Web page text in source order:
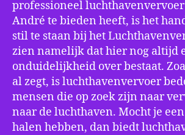
professioneel
André te bieden heeft, is het
stil te staan bij het
zien namelijk dat hier nog altijd
onduidelijkheid over bestaat.
al zegt, is luchthavenvervoer
mensen die op zoek zijn naar
naar de luchthaven. Mocht je
halen hebben, dan biedt